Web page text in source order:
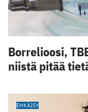
Borrelioosi,
niistä pitää
EHKÄISY